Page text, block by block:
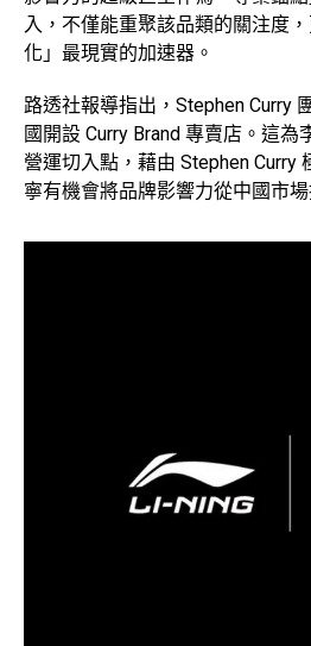
入，不僅能重聚該品類的關注度
化」最現實的加速器。
路透社報導指出，Stephen Curry
國開設 Curry Brand 專賣店。這
營運切入點，藉由 Stephen Curry
寧有機會將品牌影響力從中國市場